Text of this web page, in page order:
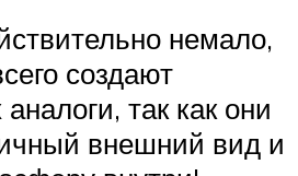
немало,
создают
так как они
внешний вид и